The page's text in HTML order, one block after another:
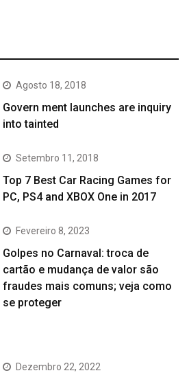
Agosto 18, 2018
Govern ment launches are inquiry
into tainted
Setembro 11, 2018
Top 7 Best Car Racing Games for
PC, PS4 and XBOX One in 2017
Fevereiro 8, 2023
Golpes no Carnaval: troca de
cartão e mudança de valor são
fraudes mais comuns; veja como
se proteger
Dezembro 22, 2022